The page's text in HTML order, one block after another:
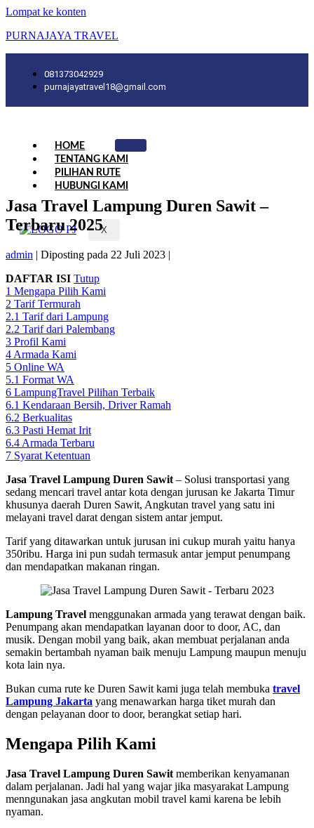
Lompat ke konten
PURNAJAYA TRAVEL
081373042929
purnajayatravel18@gmail.com
HOME
TENTANG KAMI
PILIHAN RUTE
HUBUNGI KAMI
X
Jasa Travel Lampung Duren Sawit –
Terbaru 2025
admin | Diposting pada 22 Juli 2023 |
DAFTAR ISI Tutup
1 Mengapa Pilih Kami
2 Tarif Termurah
2.1 Tarif dari Lampung
2.2 Tarif dari Palembang
3 Profil Kami
4 Armada Kami
5 Online WA
5.1 Format WA
6 LampungTravel Pilihan Terbaik
6.1 Kendaraan Bersih, Driver Ramah
6.2 Berkualitas
6.3 Pasti Hemat Irit
6.4 Armada Terbaru
7 Syarat Ketentuan
Jasa Travel Lampung Duren Sawit – Solusi transportasi yang
sedang mencari travel antar kota dengan jurusan ke Jakarta Timur
khusunya daerah Duren Sawit, Angkutan travel yang satu ini
melayani travel darat dengan sistem antar jemput.
Tarif yang ditawarkan untuk jurusan ini cukup murah yaitu hanya
350ribu. Harga ini pun sudah termasuk antar jemput penumpang
dan mendapatkan makanan ringan.
Lampung Travel menggunakan armada yang terawat dengan baik.
Penumpang akan mendapatkan layanan door to door, AC, dan
musik. Dengan mobil yang baik, akan membuat perjalanan anda
semakin bertambah nyaman baik menuju Lampung maupun menuju
kota lain nya.
Bukan cuma rute ke Duren Sawit kami juga telah membuka travel
Lampung Jakarta yang menawarkan harga tiket murah dan
dengan pelayanan door to door, berangkat setiap hari.
Mengapa Pilih Kami
Jasa Travel Lampung Duren Sawit memberikan kenyamanan
dalam perjalanan. Jadi hal yang wajar jika masyarakat Lampung
menngunakan jasa angkutan mobil travel kami karena be lebih
nyaman.